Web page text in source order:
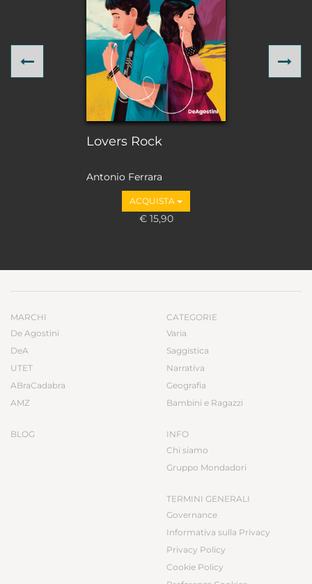
Lovers Rock
Antonio Ferrara
ACQUISTA
€ 15,90
Previous
MARCHI
De Agostini
DeA
UTET
ABraCadabra
AMZ
BLOG
CATEGORIE
Varia
Saggistica
Narrativa
Geografia
Bambini e Ragazzi
INFO
Chi siamo
Gruppo Mondadori
TERMINI GENERALI
Governance
Informativa sulla Privacy
Privacy Policy
Cookie Policy